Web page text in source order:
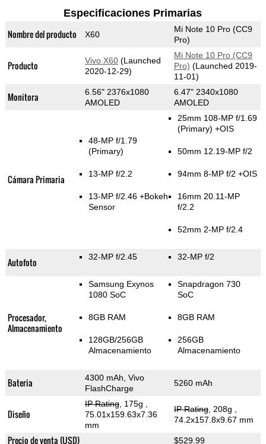
Especificaciones Primarias
Nombre del producto X60
Mi Note 10 Pro (CC9
Pro)
Producto Vivo X60(Launched
2020-12-29)
Mi Note 10 Pro (CC9
Pro) (Launched 2019-
11-01)
Monitora
6.56" 2376x1080
AMOLED
6.47" 2340x1080
AMOLED
Cámara Primaria
48-MP f/1.79
(Primary)
13-MP f/2.2
13-MP f/2.46 +Bokeh
Sensor
25mm 108-MP f/1.69
(Primary) +OIS
50mm 12.19-MP f/2
94mm 8-MP f/2 +OIS
16mm 20.11-MP
f/2.2
52mm 2-MP f/2.4
Autofoto 32-MP f/2.45 32-MP f/2
Procesador,
Almacenamiento
Samsung Exynos
1080 SoC
8GB RAM
128GB/256GB
Almacenamiento
Snapdragon 730
SoC
8GB RAM
256GB
Almacenamiento
Bateria
4300 mAh, Vivo
FlashCharge
5260 mAh
Diseño
IP Rating, 175g
75.01x159.63x7.36
mm
IP Rating, 208g
74.2x157.8x9.67 mm
Precio de venta (USD) $529.99